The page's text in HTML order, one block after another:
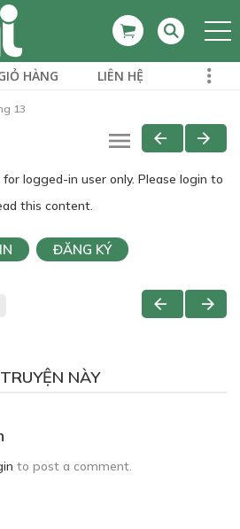
HÀNG LIÊN HỆ
13
logged-in user only. Please login to
this content.
ĐĂNG KÝ
NÀY
to post a comment.